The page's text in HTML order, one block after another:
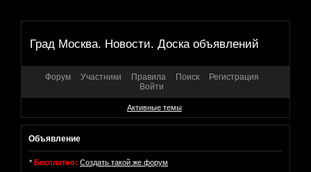
Град Москва. Новости. Доска объявлений
Форум Участники Правила Поиск
Регистрация
Войти
Активные темы
Объявление
* Бесплатно: Создать такой же форум